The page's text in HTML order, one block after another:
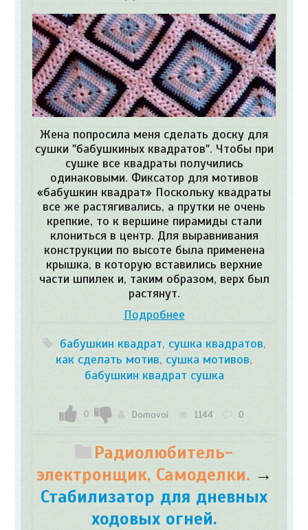
Жена попросила меня сделать доску для
сушки "бабушкиных квадратов". Чтобы при
сушке все квадраты получились
одинаковыми. Фиксатор для мотивов
«бабушкин квадрат» Поскольку квадраты
все же растягивались, а прутки не очень
крепкие, то к вершине пирамиды стали
клониться в центр. Для выравнивания
конструкции по высоте была применена
крышка, в которую вставились верхние
части шпилек и, таким образом, верх был
растянут.
Подробнее
бабушкин квадрат, сушка квадратов,
как сделать мотив, сушка мотивов,
бабушкин квадрат сушка
0 Domovoi 1144 0
Радиолюбитель-
электронщик, Самоделки.→
Стабилизатор для дневных
ходовых огней.